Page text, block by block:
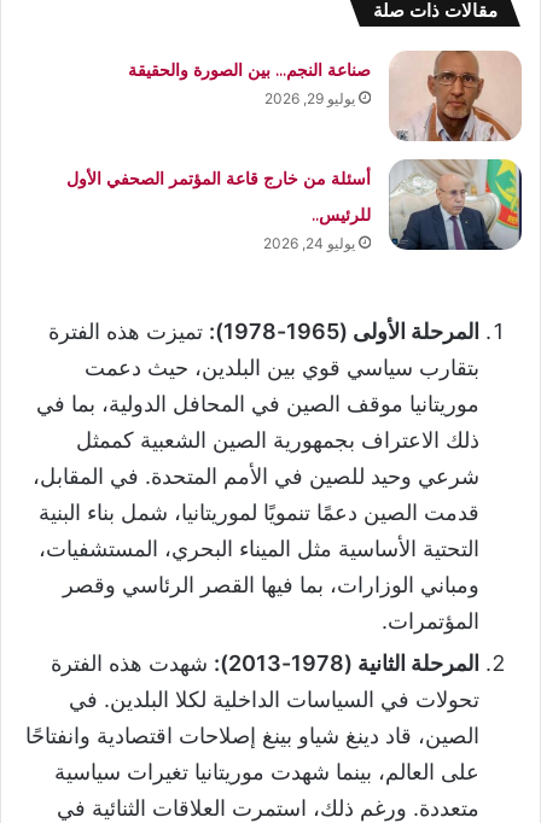
مقالات ذات صلة
صناعة النجم… بين الصورة والحقيقة
يوليو 29, 2026
أسئلة من خارج قاعة المؤتمر الصحفي الأول
للرئيس..
يوليو 24, 2026
المرحلة الأولى (1965-1978):
تميزت هذه الفترة
بتقارب سياسي قوي بين البلدين، حيث دعمت
موريتانيا موقف الصين في المحافل الدولية، بما في
ذلك الاعتراف بجمهورية الصين الشعبية كممثل
شرعي وحيد للصين في الأمم المتحدة. في المقابل،
قدمت الصين دعمًا تنمويًا لموريتانيا، شمل بناء البنية
التحتية الأساسية مثل الميناء البحري، المستشفيات،
ومباني الوزارات، بما فيها القصر الرئاسي وقصر
المؤتمرات.
المرحلة الثانية (1978-2013):
شهدت هذه الفترة
تحولات في السياسات الداخلية لكلا البلدين. في
الصين، قاد دينغ شياو بينغ إصلاحات اقتصادية وانفتاحًا
على العالم، بينما شهدت موريتانيا تغيرات سياسية
متعددة. ورغم ذلك، استمرت العلاقات الثنائية في